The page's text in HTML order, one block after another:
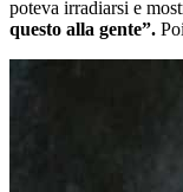
poteva irradiarsi e
questo alla gente”.